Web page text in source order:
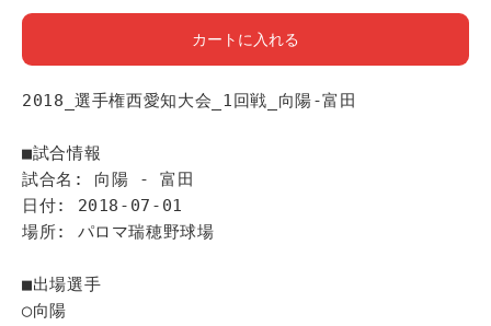
カートに入れる
2018_選手権西愛知大会_1回戦_向陽-富田
■試合情報
試合名: 向陽 - 富田
日付: 2018-07-01
場所: パロマ瑞穂野球場
■出場選手
◯向陽